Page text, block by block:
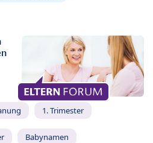
1. Trimester
Babynamen